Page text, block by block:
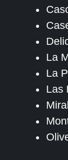
La
La
Las